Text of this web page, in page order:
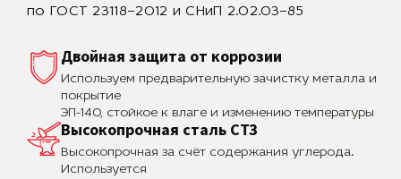
по ГОСТ 23118–2012 и СНиП 2.02.03–85
Двойная защита от коррозии
Используем предварительную зачистку металла и
покрытие
ЭП-140, стойкое к влаге и изменению температуры
Высокопрочная сталь СТЗ
Высокопрочная за счёт содержания углерода.
Используется